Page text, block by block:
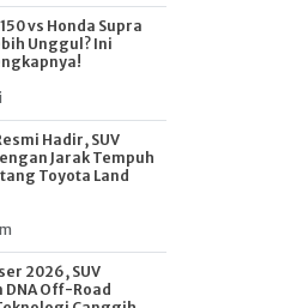
vs Honda Supra
Unggul? Ini
Hadir, SUV
Jarak Tempuh
Toyota Land
2026, SUV
Off-Road